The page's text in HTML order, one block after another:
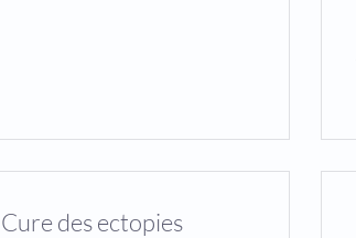
Cure des ectopies